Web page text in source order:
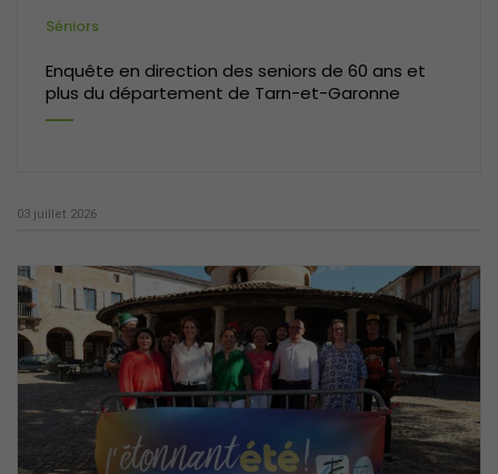
Séniors
Enquête en direction des seniors de 60 ans et
plus du département de Tarn-et-Garonne
03 juillet 2026